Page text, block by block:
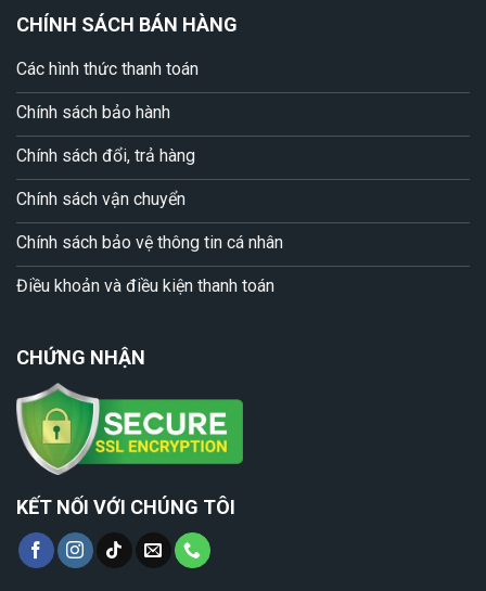
CHÍNH SÁCH BÁN HÀNG
Các hình thức thanh toán
Chính sách bảo hành
Chính sách đổi, trả hàng
Chính sách vận chuyển
Chính sách bảo vệ thông tin cá nhân
Điều khoản và điều kiện thanh toán
CHỨNG NHẬN
KẾT NỐI VỚI CHÚNG TÔI